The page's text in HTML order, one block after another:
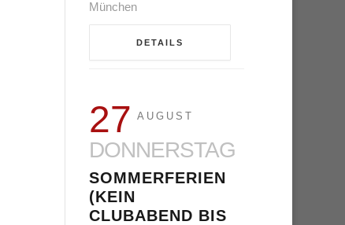
München
DETAILS
27 AUGUST
DONNERSTAG
SOMMERFERIEN
(KEIN
CLUBABEND BIS